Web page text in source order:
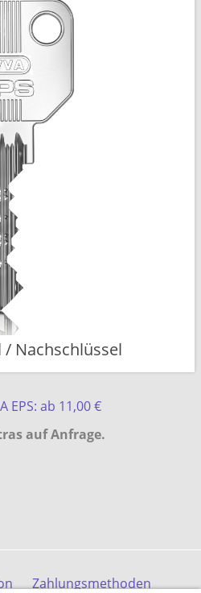
/ Nachschlüssel
EPS: ab 11,00 €
auf Anfrage.
Zahlungsmethoden